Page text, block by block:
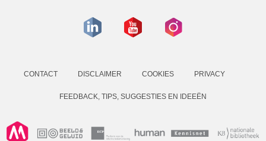
CONTACT DISCLAIMER COOKIES PRIVACY
FEEDBACK, TIPS, SUGGESTIES EN IDEEËN